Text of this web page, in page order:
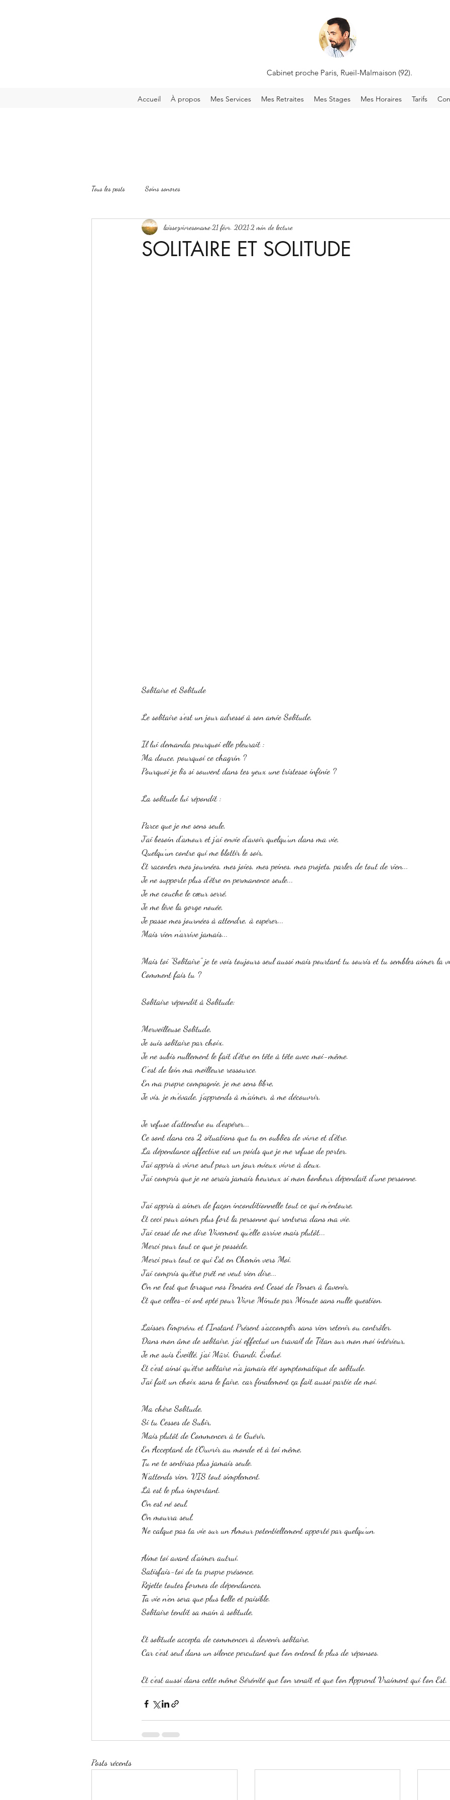
Cabinet proche Paris, Rueil-Malmaison (92).
Accueil À propos Mes Services Mes Retraites Mes Stages Mes Horaires Tarifs
Tous les posts Soins sonores
SOLITAIRE ET SOLITUDE
laissezvivresoname21 févr. 20212 min de lecture
Solitaire et Solitude
Le solitaire s'est un jour adressé à son amie Solitude,
Il lui demanda pourquoi elle pleurait :
Ma douce, pourquoi ce chagrin ?
Pourquoi je lis si souvent dans tes yeux une tristesse infinie ?
La solitude lui répondit :
Parce que je me sens seule,
J'ai besoin d'amour et j'ai envie d'avoir quelqu'un dans ma vie,
Quelqu'un contre qui me blottir le soir,
Et raconter mes journées, mes joies, mes peines, mes projets, parler de tout de rien...
Je ne supporte plus d'être en permanence seule...
Je me couche le cœur serré,
Je me lève la gorge nouée,
Je passe mes journées à attendre, à espérer...
Mais rien n'arrive jamais...
Mais toi "Solitaire" je te vois toujours seul aussi mais pourtant tu souris et tu sembles aimer la
Comment fais tu ?
Solitaire répondit à Solitude:
Merveilleuse Solitude,
Je suis solitaire par choix.
Je ne subis nullement le fait d'être en tête à tête avec moi-même.
C'est de loin ma meilleure ressource.
En ma propre compagnie, je me sens libre,
Je vis, je m'évade, j'apprends à m'aimer, à me découvrir.
Je refuse d'attendre ou d'espérer...
Ce sont dans ces 2 situations que tu en oublies de vivre et d'être.
La dépendance affective est un poids que je me refuse de porter.
J'ai appris à vivre seul pour un jour mieux vivre à deux.
J'ai compris que je ne serais jamais heureux si mon bonheur dépendait d'une personne.
J'ai appris à aimer de façon inconditionnelle tout ce qui m'entoure,
Et ceci pour aimer plus fort la personne qui rentrera dans ma vie.
J'ai cessé de me dire Vivement qu'elle arrive mais plutôt...
Merci pour tout ce que je possède,
Merci pour tout ce qui Est en Chemin vers Moi.
J'ai compris qu’être prêt ne veut rien dire...
On ne l'est que lorsque nos Pensées ont Cessé de Penser à l'avenir,
Et que celles-ci ont opté pour Vivre Minute par Minute sans nulle question.
Laisser l'imprévu et l'Instant Présent s'accomplir sans rien retenir ou contrôler.
Dans mon âme de solitaire, j'ai effectué un travail de Titan sur mon moi intérieur,
Je me suis Éveillé, j'ai Mûri, Grandi, Évolué.
Et c'est ainsi qu'être solitaire n'a jamais été symptomatique de solitude.
J'ai fait un choix sans le faire, car finalement ça fait aussi partie de moi.
Ma chère Solitude,
Si tu Cesses de Subir,
Mais plutôt de Commencer à te Guérir,
En Acceptant de t'Ouvrir au monde et à toi même,
Tu ne te sentiras plus jamais seule.
N'attends rien, VIS tout simplement.
Là est le plus important.
On est né seul,
On mourra seul,
Ne calque pas ta vie sur un Amour potentiellement apporté par quelqu'un.
Aime toi avant d'aimer autrui.
Satisfais-toi de ta propre présence,
Rejette toutes formes de dépendances,
Ta vie n'en sera que plus belle et paisible.
Solitaire tendit sa main à solitude,
Et solitude accepta de commencer à devenir solitaire,
Car c'est seul dans un silence percutant que l'on entend le plus de réponses.
Et c'est aussi dans cette même Sérénité que l'on renaît et que l'on Apprend Vraiment qui l'on Est.
Posts récents